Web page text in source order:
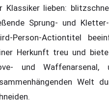
Klassiker lieben:
Sprung- und
Person-Actiontitel
Herkunft treu und
und
Welt